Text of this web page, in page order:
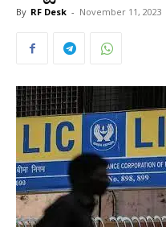
By RF Desk - November 11, 2023